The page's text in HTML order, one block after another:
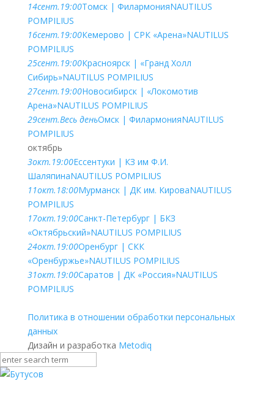
14сент. 19:00Томск | ФилармонияNAUTILUS
POMPILIUS
16сент. 19:00Кемерово | СРК «Арена»NAUTILUS
POMPILIUS
25сент. 19:00Красноярск | «Гранд Холл
Сибирь»NAUTILUS POMPILIUS
27сент. 19:00Новосибирск | «Локомотив
Арена»NAUTILUS POMPILIUS
29сент.Весь деньОмск | ФилармонияNAUTILUS
POMPILIUS
октябрь
3окт. 19:00Ессентуки | КЗ им Ф.И.
ШаляпинаNAUTILUS POMPILIUS
11окт. 18:00Мурманск | ДК им. КироваNAUTILUS
POMPILIUS
17окт. 19:00Санкт-Петербург | БКЗ
«Октябрьский»NAUTILUS POMPILIUS
24окт. 19:00Оренбург | СКК
«Оренбуржье»NAUTILUS POMPILIUS
31окт. 19:00Саратов | ДК «Россия»NAUTILUS
POMPILIUS
Политика в отношении обработки персональных
данных
Дизайн и разработка Metodiq